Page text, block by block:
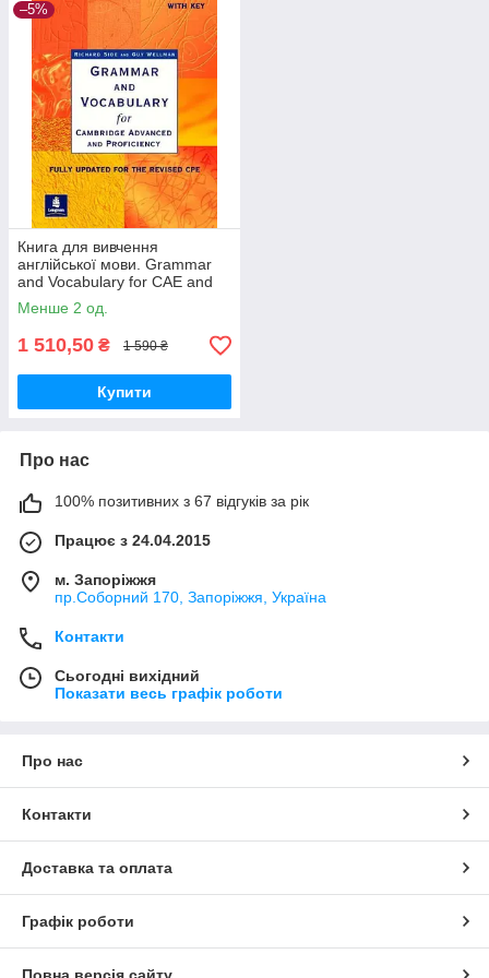
–5%
Книга для вивчення
англійської мови. Grammar
and Vocabulary for CAE and
CPE with key
Менше 2 од.
1 510,50 ₴ 1 590 ₴
Купити
Про нас
100% позитивних з 67 відгуків за рік
Працює з 24.04.2015
м. Запоріжжя
пр.Соборний 170, Запоріжжя, Україна
Контакти
Сьогодні вихідний
Показати весь графік роботи
Про нас
Контакти
Доставка та оплата
Графік роботи